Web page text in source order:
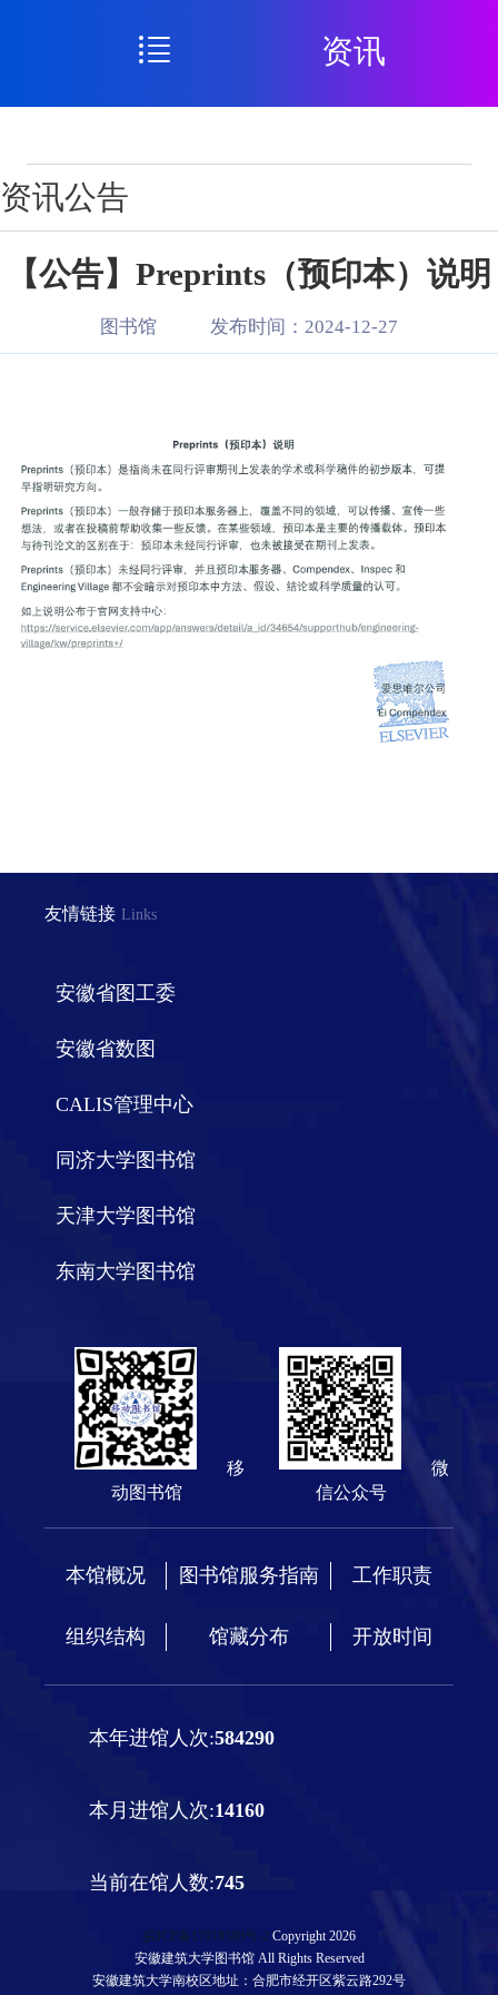
资讯
资讯公告
【公告】Preprints（预印本）说明
图书馆 发布时间：2024-12-27
友情链接 Links
安徽省图工委
安徽省数图
CALIS管理中心
同济大学图书馆
天津大学图书馆
东南大学图书馆
移
动图书馆
微
信公众号
本馆概况 图书馆服务指南 工作职责
组织结构 馆藏分布 开放时间
本年进馆人次:584290
本月进馆人次:14160
当前在馆人数:745
皖ICP备17018588号-2 Copyright 2026
安徽建筑大学图书馆 All Rights Reserved
安徽建筑大学南校区地址：合肥市经开区紫云路292号